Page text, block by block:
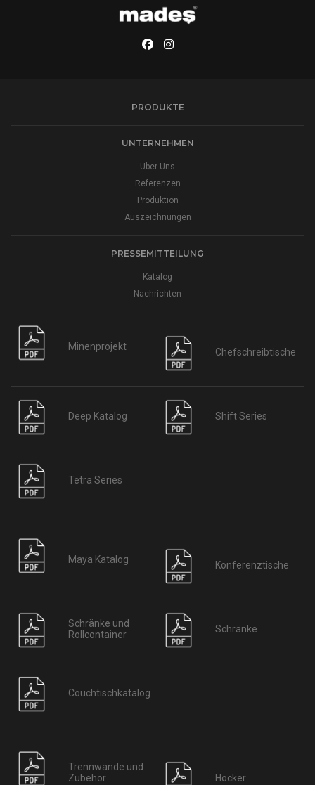
PRODUKTE
UNTERNEHMEN
Über Uns
Referenzen
Produktion
Auszeichnungen
PRESSEMITTEILUNG
Katalog
Nachrichten
Minenprojekt Chefschreibtische
Deep Katalog Shift Series
Tetra Series
Maya Katalog Konferenztische
Schränke und
Rollcontainer
Schränke
Couchtischkatalog
Trennwände und
Zubehör
Hocker